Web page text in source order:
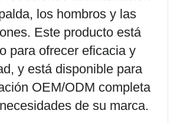
los hombros y las
Este producto está
para ofrecer eficacia y
y está disponible para
OEM/ODM completa
de su marca.